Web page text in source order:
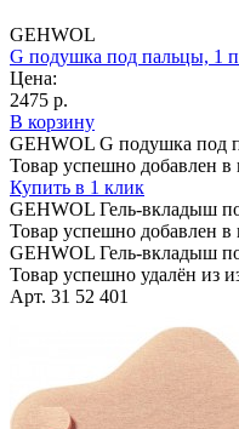
GEHWOL
G подушка под пальцы, 1
Цена:
2475 р.
В корзину
GEHWOL G подушка под
Товар успешно добавлен в
Купить в 1 клик
GEHWOL Гель-вкладыш
Товар успешно добавлен в
GEHWOL Гель-вкладыш
Товар успешно удалён из
Арт. 31 52 401